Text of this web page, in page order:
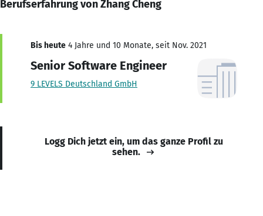
Berufserfahrung von Zhang Cheng
Bis heute 4 Jahre und 10 Monate, seit Nov. 2021
Senior Software Engineer
9 LEVELS Deutschland GmbH
Logg Dich jetzt ein, um das ganze Profil zu
sehen.